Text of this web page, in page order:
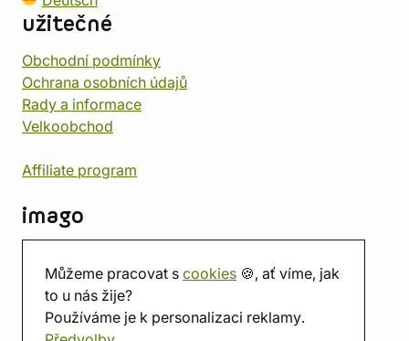
Můžeme pracovat s cookies 🍪, ať víme, jak
to u nás žije?
Používáme je k personalizaci reklamy.
užitečné
Obchodní podmínky
Ochrana osobních údajů
Rady a informace
Velkoobchod
Affiliate program
imago
Prodejna
Herna
O nás